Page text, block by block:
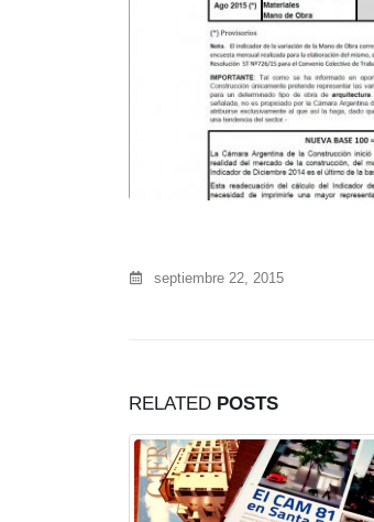
septiembre 22, 2015
RELATED POSTS